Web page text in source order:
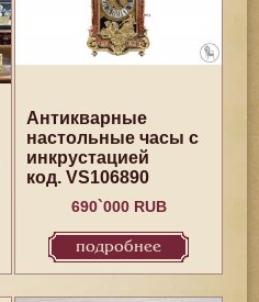
Антикварные
настольные часы с
инкрустацией
код. VS106890
690`000 RUB
подробнее